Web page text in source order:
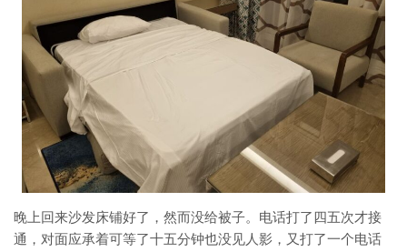
晚上回来沙发床铺好了，然而没给被子。电话打了四五次才接
通，对面应承着可等了十五分钟也没见人影，又打了一个电话